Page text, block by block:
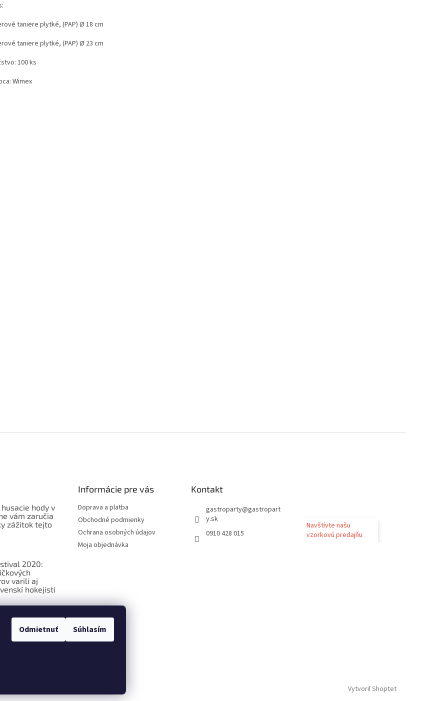
Odmietnuť Súhlasím
taniere plytké, (PAP) Ø 18 cm
taniere plytké, (PAP) Ø 23 cm
100 ks
Wimex
husacie hody v
vám zaručia
zážitok tejto
2020:
varili aj
hokejisti
o
potravinách
Informácie pre vás
Doprava a platba
Obchodné podmienky
Ochrana osobných údajov
Moja objednávka
Kontakt
gastroparty@gastropart
y.sk
0910 428 015
Navštívte našu
vzorkovú predajňu
Vytvoril Shoptet